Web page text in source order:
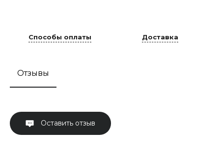
Способы оплаты Доставка
Отзывы
Оставить отзыв